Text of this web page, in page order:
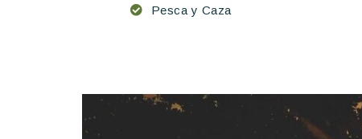
Pesca y Caza